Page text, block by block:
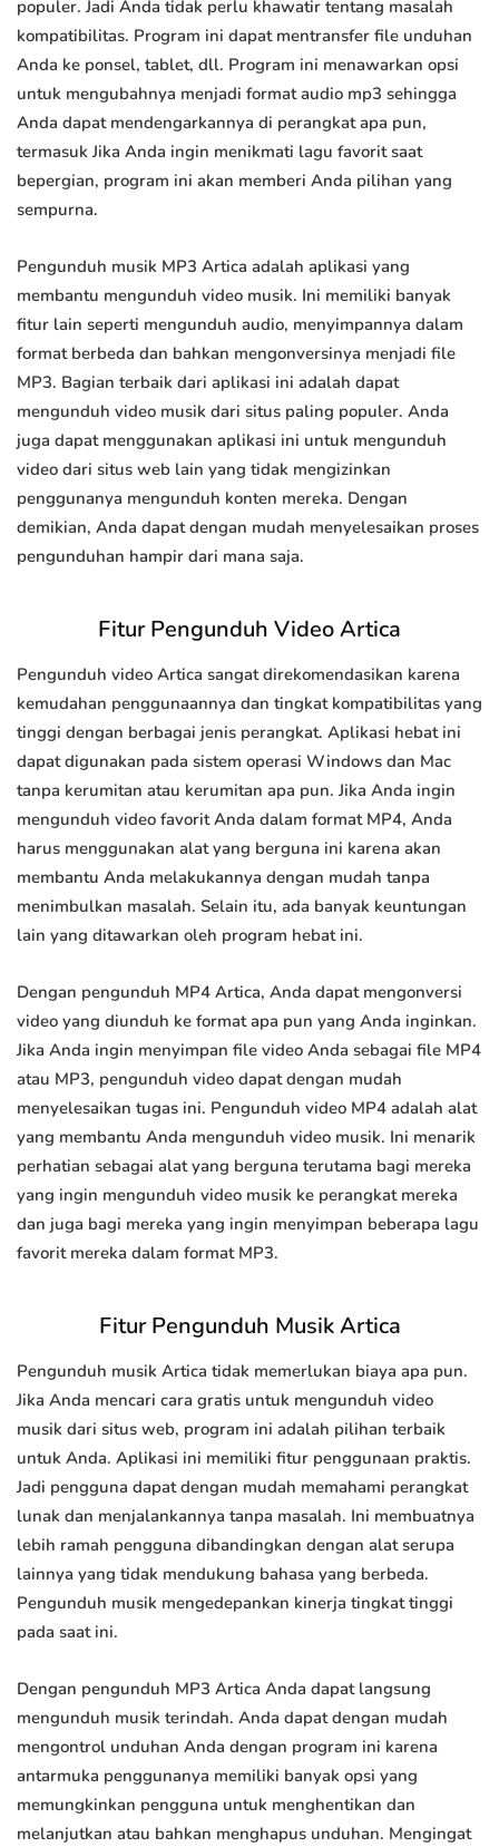
populer. Jadi Anda tidak perlu khawatir tentang masalah
kompatibilitas. Program ini dapat mentransfer file unduhan
Anda ke ponsel, tablet, dll. Program ini menawarkan opsi
untuk mengubahnya menjadi format audio mp3 sehingga
Anda dapat mendengarkannya di perangkat apa pun,
termasuk Jika Anda ingin menikmati lagu favorit saat
bepergian, program ini akan memberi Anda pilihan yang
sempurna.
Pengunduh musik MP3 Artica adalah aplikasi yang
membantu mengunduh video musik. Ini memiliki banyak
fitur lain seperti mengunduh audio, menyimpannya dalam
format berbeda dan bahkan mengonversinya menjadi file
MP3. Bagian terbaik dari aplikasi ini adalah dapat
mengunduh video musik dari situs paling populer. Anda
juga dapat menggunakan aplikasi ini untuk mengunduh
video dari situs web lain yang tidak mengizinkan
penggunanya mengunduh konten mereka. Dengan
demikian, Anda dapat dengan mudah menyelesaikan proses
pengunduhan hampir dari mana saja.
Fitur Pengunduh Video Artica
Pengunduh video Artica sangat direkomendasikan karena
kemudahan penggunaannya dan tingkat kompatibilitas yang
tinggi dengan berbagai jenis perangkat. Aplikasi hebat ini
dapat digunakan pada sistem operasi Windows dan Mac
tanpa kerumitan atau kerumitan apa pun. Jika Anda ingin
mengunduh video favorit Anda dalam format MP4, Anda
harus menggunakan alat yang berguna ini karena akan
membantu Anda melakukannya dengan mudah tanpa
menimbulkan masalah. Selain itu, ada banyak keuntungan
lain yang ditawarkan oleh program hebat ini.
Dengan pengunduh MP4 Artica, Anda dapat mengonversi
video yang diunduh ke format apa pun yang Anda inginkan.
Jika Anda ingin menyimpan file video Anda sebagai file MP4
atau MP3, pengunduh video dapat dengan mudah
menyelesaikan tugas ini. Pengunduh video MP4 adalah alat
yang membantu Anda mengunduh video musik. Ini menarik
perhatian sebagai alat yang berguna terutama bagi mereka
yang ingin mengunduh video musik ke perangkat mereka
dan juga bagi mereka yang ingin menyimpan beberapa lagu
favorit mereka dalam format MP3.
Fitur Pengunduh Musik Artica
Pengunduh musik Artica tidak memerlukan biaya apa pun.
Jika Anda mencari cara gratis untuk mengunduh video
musik dari situs web, program ini adalah pilihan terbaik
untuk Anda. Aplikasi ini memiliki fitur penggunaan praktis.
Jadi pengguna dapat dengan mudah memahami perangkat
lunak dan menjalankannya tanpa masalah. Ini membuatnya
lebih ramah pengguna dibandingkan dengan alat serupa
lainnya yang tidak mendukung bahasa yang berbeda.
Pengunduh musik mengedepankan kinerja tingkat tinggi
pada saat ini.
Dengan pengunduh MP3 Artica Anda dapat langsung
mengunduh musik terindah. Anda dapat dengan mudah
mengontrol unduhan Anda dengan program ini karena
antarmuka penggunanya memiliki banyak opsi yang
memungkinkan pengguna untuk menghentikan dan
melanjutkan atau bahkan menghapus unduhan. Mengingat